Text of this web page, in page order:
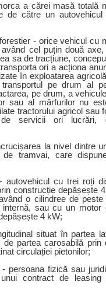
a cărei masă totală
de către un
- orice vehicul cu
cel puțin două
sa de tracțiune,
ori a acționa
în exploatarea
pe drum al
pe drum, a
sau al mărfurilor nu
tractorului agricol sau
de servicii ori lucrări,
la nivel dintre
tramvai, care
autovehicul cu trei roți
construcție depășește
o cilindree de
sau cu un motor
4 kW;
situat în partea
partea carosabilă prin
circulației pietonilor;
- persoana fizică sau
contract de